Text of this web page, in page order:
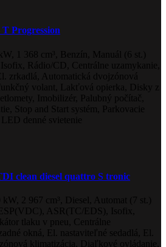
Progression
1 368 cm³, Benzín, Manuál (6 st.)
Rádio/CD, Centrálne uzamykanie,
zrkadlá, Automatická dvojzónová
volant, Lakťová opierka, Disky z
Imobilizér, Palubný počítač,
Stop and Start systém, Parkovacie
denné svietenie
clean diesel quattro S tronic
2 967 cm³, Diesel, Automat (7 st.)
ASR(TC/EDS), Isofix,
tlaku v pneu, Centrálne
okná, El. nastaviteľné sedadlá, El.
klimatizácia, Diaľkové ovládanie,